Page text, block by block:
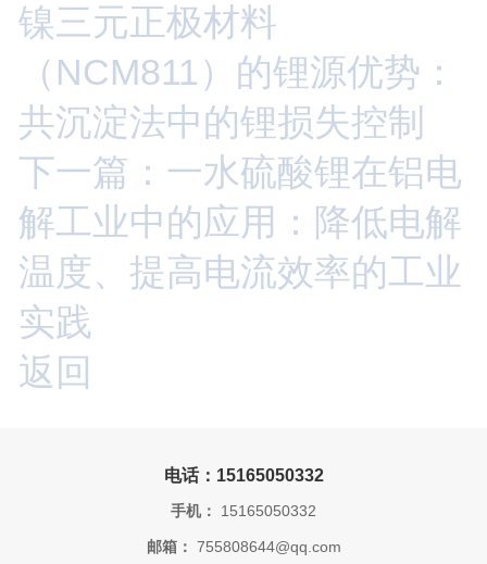
镍三元正极材料
（NCM811）的锂源优势：
共沉淀法中的锂损失控制
下一篇：一水硫酸锂在铝电
解工业中的应用：降低电解
温度、提高电流效率的工业
实践
返回
电话：15165050332
手机： 15165050332
邮箱： 755808644@qq.com